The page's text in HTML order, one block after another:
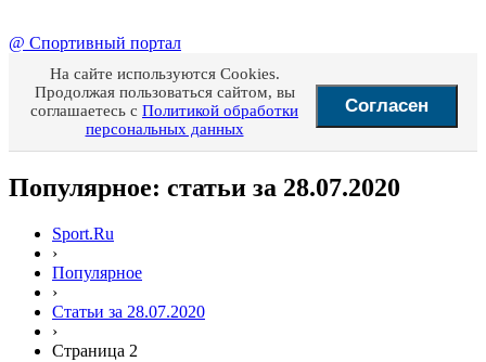
@ Спортивный портал
На сайте используются Cookies.
Продолжая пользоваться сайтом, вы
соглашаетесь с Политикой обработки
персональных данных
Согласен
Популярное: статьи за 28.07.2020
Sport.Ru
›
Популярное
›
Статьи за 28.07.2020
›
Страница 2